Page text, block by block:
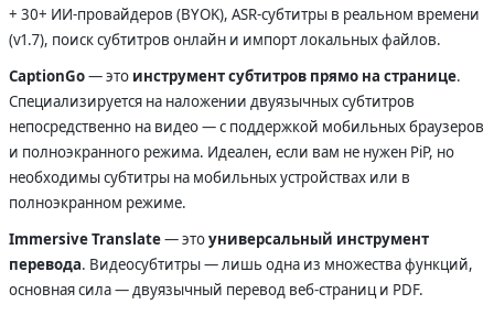
+ 30+ ИИ-провайдеров (BYOK), ASR-субтитры в реальном времени
(v1.7), поиск субтитров онлайн и импорт локальных файлов.
CaptionGo— это инструмент субтитров прямо на странице.
Специализируется на наложении двуязычных субтитров
непосредственно на видео — с поддержкой мобильных браузеров
и полноэкранного режима. Идеален, если вам не нужен PiP, но
необходимы субтитры на мобильных устройствах или в
полноэкранном режиме.
Immersive Translate— этоуниверсальный инструмент
перевода. Видеосубтитры — лишь одна из множества функций,
основная сила — двуязычный перевод веб-страниц и PDF.